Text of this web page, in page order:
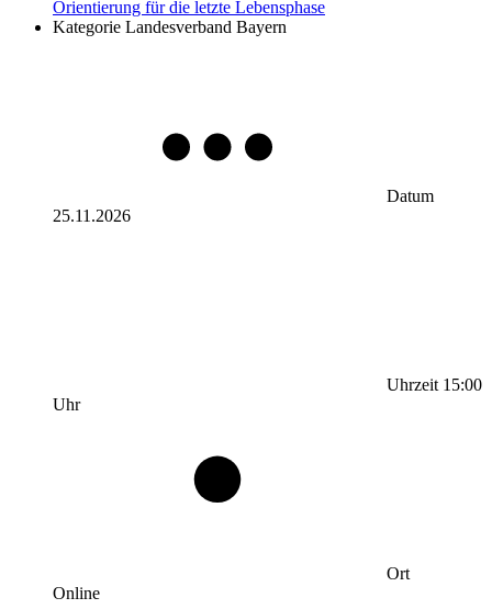
Orientierung für die letzte Lebensphase
Kategorie Landesverband Bayern
Datum
25.11.2026
Uhrzeit 15:00
Uhr
Ort
Online